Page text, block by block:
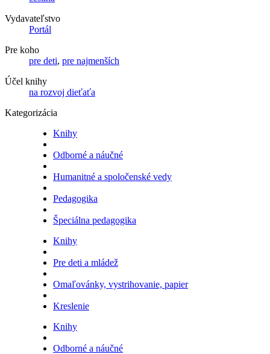
Vydavateľstvo
Portál
Pre koho
pre deti, pre najmenších
Účel knihy
na rozvoj dieťaťa
Kategorizácia
Knihy
Odborné a náučné
Humanitné a spoločenské vedy
Pedagogika
Špeciálna pedagogika
Knihy
Pre deti a mládež
Omaľovánky, vystrihovanie, papier
Kreslenie
Knihy
Odborné a náučné